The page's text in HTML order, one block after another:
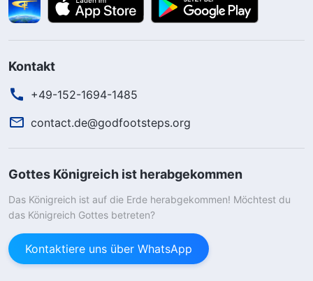
Kontakt
+49-152-1694-1485
contact.de@godfootsteps.org
Gottes Königreich ist herabgekommen
Das Königreich ist auf die Erde herabgekommen! Möchtest du
das Königreich Gottes betreten?
Kontaktiere uns über WhatsApp